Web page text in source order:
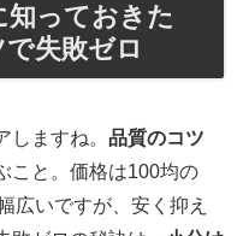
っておきた
失敗ゼロ
ますね。 品質のコツ
こと。価格は100均の
広いですが、安く抑え